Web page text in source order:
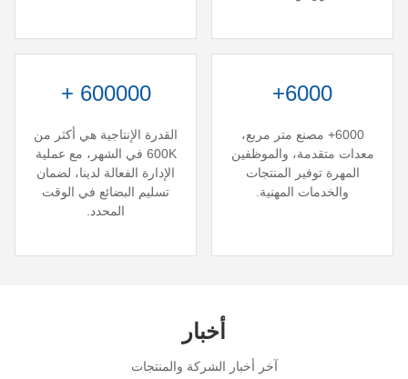
6000+
6000+ مصنع متر مربع،
معدات متقدمة، والموظفين
المهرة توفير المنتجات
والخدمات المهنية.
600000 +
القدرة الإنتاجية هي أكثر من
600K في الشهر، مع عملية
الإدارة الفعالة لدينا، لضمان
تسليم البضائع في الوقت
المحدد.
أخبار
آخر أخبار الشركة والمنتجات